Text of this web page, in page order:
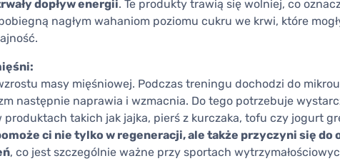
dopływ energii. Te produkty trawią się wolniej, co
nagłym wahaniom poziomu cukru we krwi, które
masy mięśniowej. Podczas treningu dochodzi do
następnie naprawia i wzmacnia. Do tego potrzebuje
produktach takich jak jajka, pierś z kurczaka, tofu czy jogurt
ci nie tylko w regeneracji, ale także przyczyni się do
, co jest szczególnie ważne przy sportach